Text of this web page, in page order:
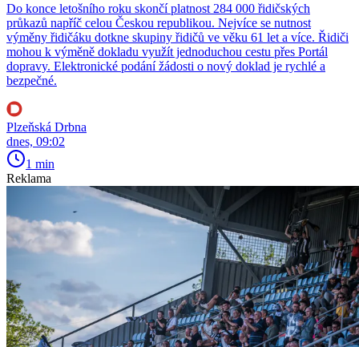
Do konce letošního roku skončí platnost 284 000 řidičských
průkazů napříč celou Českou republikou. Nejvíce se nutnost
výměny řidičáku dotkne skupiny řidičů ve věku 61 let a více. Řidiči
mohou k výměně dokladu využít jednoduchou cestu přes Portál
dopravy. Elektronické podání žádosti o nový doklad je rychlé a
bezpečné.
Plzeňská Drbna
dnes, 09:02
1 min
Reklama